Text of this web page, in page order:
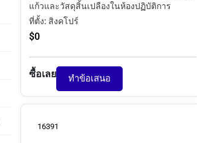
แก้วและวัสดุสิ้นเปลืองในห้องปฏิบัติการ
ที่ตั้ง: สิงคโปร์
$0
ซื้อเลย ทำข้อเสนอ
16391